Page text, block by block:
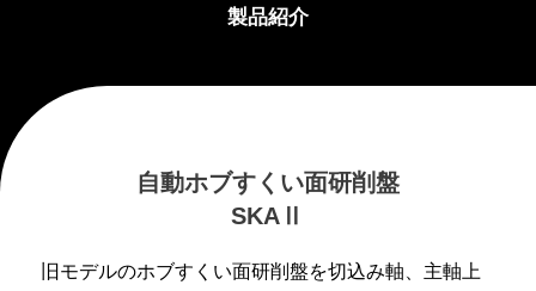
製品紹介
自動ホブすくい面研削盤
SKAⅡ
旧モデルのホブすくい面研削盤を切込み軸、主軸上